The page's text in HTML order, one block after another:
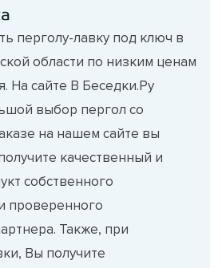
перголу-лавку под ключ в
области по низким ценам
На сайте В Беседки.Ру
выбор пергол со
на нашем сайте вы
качественный и
собственного
проверенного
Также, при
Вы получите